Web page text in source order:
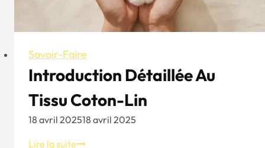
Savoir-Faire
Introduction Détaillée Au
Tissu Coton-Lin
18 avril 202518 avril 2025
Lire la suiteIntroduction